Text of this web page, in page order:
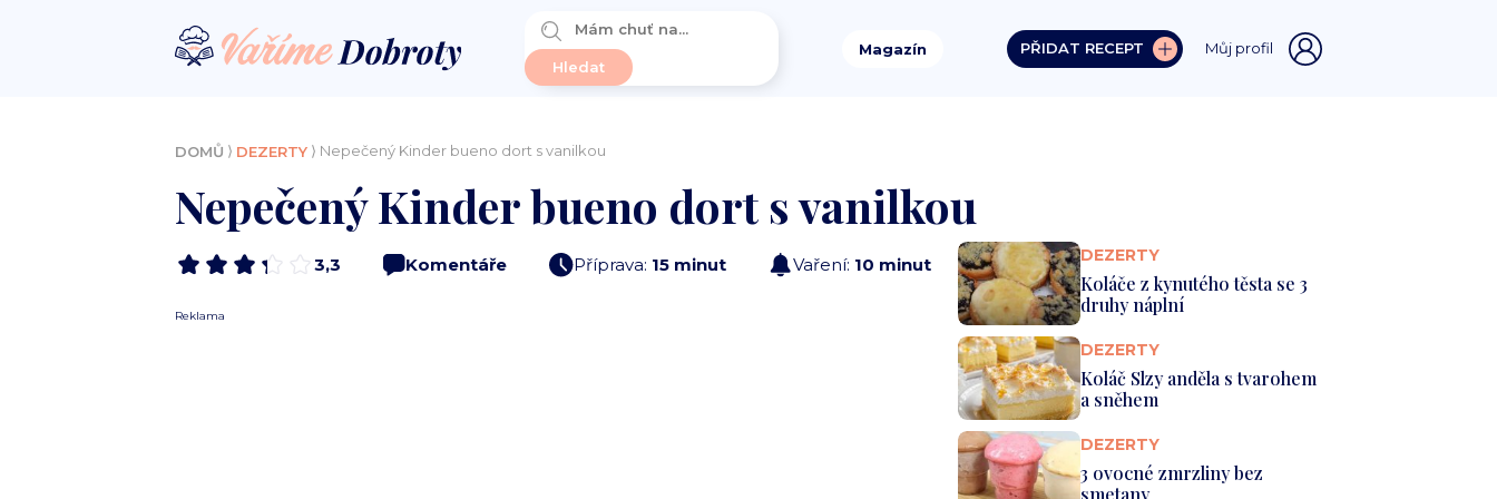
Magazín PŘIDAT RECEPT Můj profil
DOMŮ ⟩ DEZERTY⟩ Nepečený Kinder bueno dort s vanilkou
Nepečený Kinder bueno dort s vanilkou
3,3 Komentáře Příprava: 15 minut Vaření: 10 minut
Reklama
DEZERTY
Koláče z kynutého těsta se 3
druhy náplní
DEZERTY
Koláč Slzy anděla s tvarohem
a sněhem
DEZERTY
3 ovocné zmrzliny bez
smetany